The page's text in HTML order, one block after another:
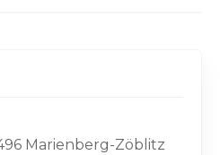
Marienberg-Zöblitz